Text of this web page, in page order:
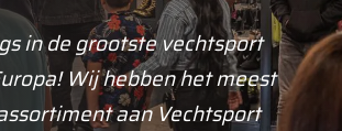
in de grootste vechtsport
Wij hebben het meest
aan Vechtsport